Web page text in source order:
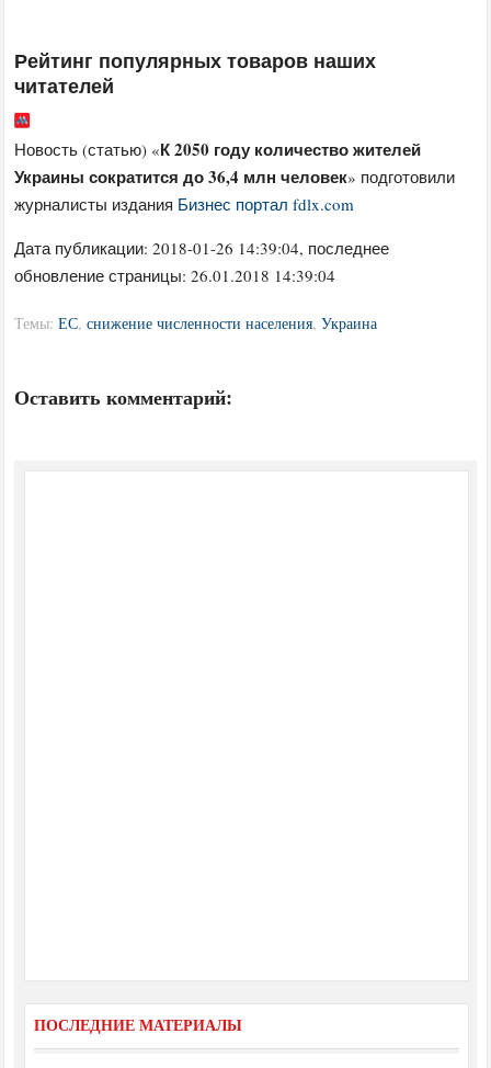
Рейтинг популярных товаров наших
читателей
Новость (статью) «К 2050 году количество жителей
Украины сократится до 36,4 млн человек» подготовили
журналисты издания Бизнес портал fdlx.com
Дата публикации:2018-01-26 14:39:04, последнее
обновление страницы: 26.01.2018 14:39:04
Темы:ЕС,снижение численности населения,Украина
Оставить комментарий:
ПОСЛЕДНИЕ МАТЕРИАЛЫ